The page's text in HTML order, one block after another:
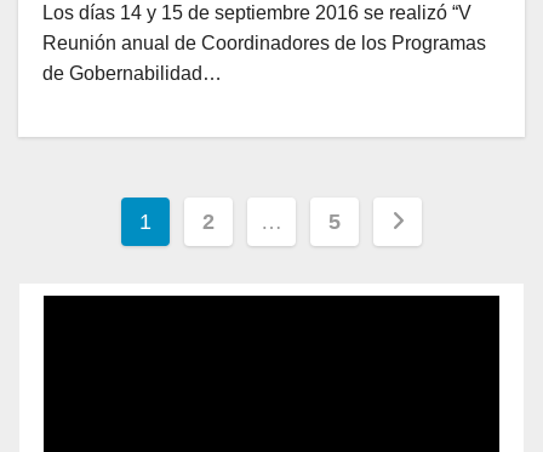
Los días 14 y 15 de septiembre 2016 se realizó “V
Reunión anual de Coordinadores de los Programas
de Gobernabilidad…
1 2 … 5